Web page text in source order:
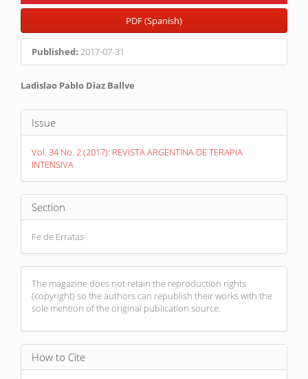
PDF (Spanish)
Published: 2017-07-31
Main
Article
Content
Ladislao Pablo Diaz Ballve
Article
Details
Issue
Vol. 34 No. 2 (2017): REVISTA ARGENTINA DE TERAPIA
INTENSIVA
Section
Fe de Erratas
The magazine does not retain the reproduction rights
(copyright) so the authors can republish their works with the
sole mention of the original publication source.
How to Cite